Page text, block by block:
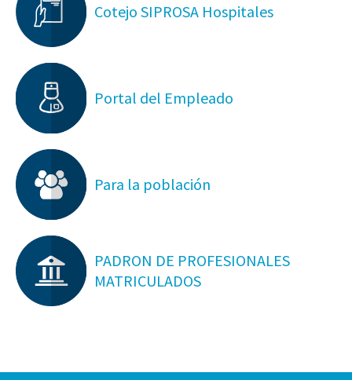
Cotejo SIPROSA Hospitales
Portal del Empleado
Para la población
PADRON DE PROFESIONALES
MATRICULADOS